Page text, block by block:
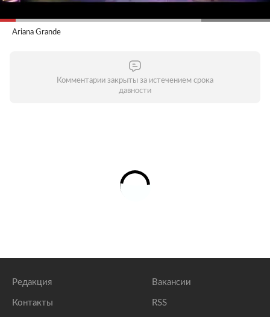
Ariana Grande
Комментарии закрыты за истечением срока
давности
Редакция
Контакты
Вакансии
RSS